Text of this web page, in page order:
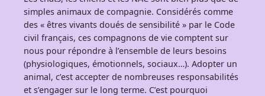
simples animaux de compagnie. Considérés comme
des « êtres vivants doués de sensibilité » par le Code
civil français, ces compagnons de vie comptent sur
nous pour répondre à l’ensemble de leurs besoins
(physiologiques, émotionnels, sociaux…). Adopter un
animal, c’est accepter de nombreuses responsabilités
et s’engager sur le long terme. C’est pourquoi